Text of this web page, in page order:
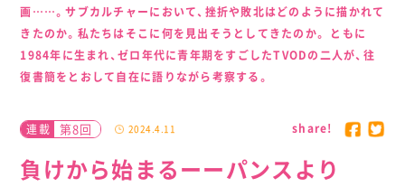
画……。サブカルチャーにおいて、挫折や敗北はどのように描かれて
きたのか。私たちはそこに何を見出そうとしてきたのか。 ともに
1984年に生まれ、ゼロ年代に青年期をすごしたTVODの二人が、往
復書簡をとおして自在に語りながら考察する。
連載 第8回 2024.4.11
負けから始まるーーパンスより
share!